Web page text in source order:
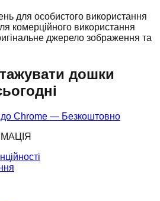
для особистого використання
комерційного використання
джерело зображення та
дошки
Chrome — Безкоштовно